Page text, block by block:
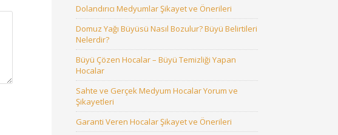
Dolandırıcı Medyumlar Şikayet ve Önerileri
Domuz Yağı Büyüsü Nasıl Bozulur? Büyü Belirtileri
Nelerdir?
Büyü Çözen Hocalar – Büyü Temizliği Yapan
Hocalar
Sahte ve Gerçek Medyum Hocalar Yorum ve
Şikayetleri
Garanti Veren Hocalar Şikayet ve Önerileri